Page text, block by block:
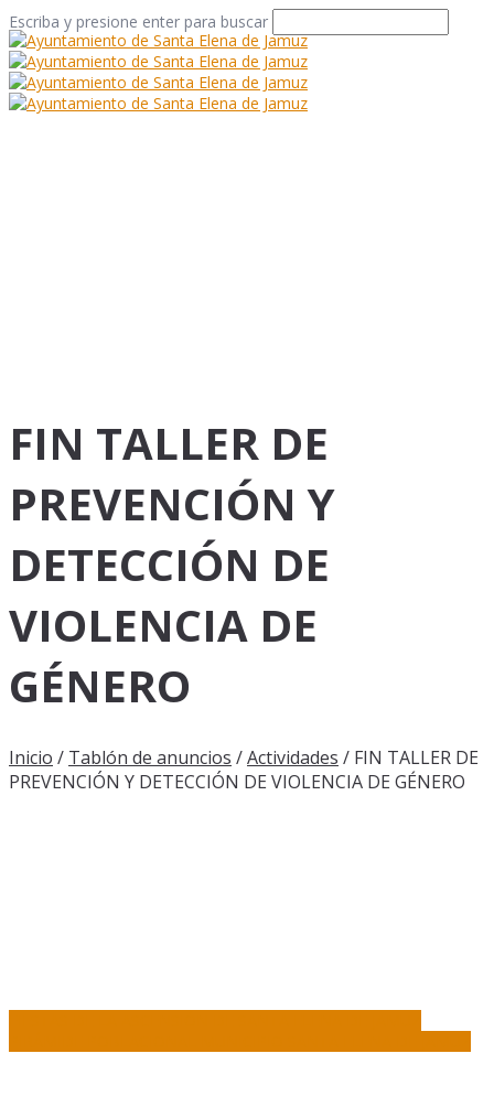
Escriba y presione enter para buscar
FIN TALLER DE
PREVENCIÓN Y
DETECCIÓN DE
VIOLENCIA DE
GÉNERO
Inicio / Tablón de anuncios /Actividades / FIN TALLER DE
PREVENCIÓN Y DETECCIÓN DE VIOLENCIA DE GÉNERO